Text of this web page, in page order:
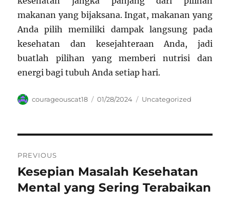
makanan yang bijaksana. Ingat, makanan yang
Anda pilih memiliki dampak langsung pada
kesehatan dan kesejahteraan Anda, jadi
buatlah pilihan yang memberi nutrisi dan
energi bagi tubuh Anda setiap hari.
Author
courageouscat18
Posted
01/28/2024 Categories
Uncategorized
pos
PREVIOUS
Previous
post:
Kesepian Masalah Kesehatan
Mental yang Sering Terabaikan